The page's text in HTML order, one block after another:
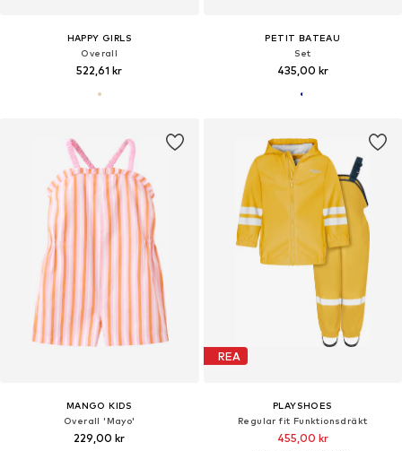
HAPPY GIRLS
Overall
522,61 kr
PETIT BATEAU
Set
435,00 kr
MANGO KIDS
Overall 'Mayo'
229,00 kr
REA
PLAYSHOES
Regular fit Funktionsdräkt
455,00 kr